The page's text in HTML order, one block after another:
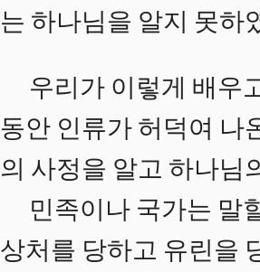
는 하나님을 알지 못하
우리가 이렇게 배우
동안 인류가 허덕여 나
의 사정을 알고 하나님
민족이나 국가는 말
상처를 당하고 유린을